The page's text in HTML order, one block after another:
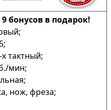
бонусов в подарок!
тактный;
мин;
нож, фреза;